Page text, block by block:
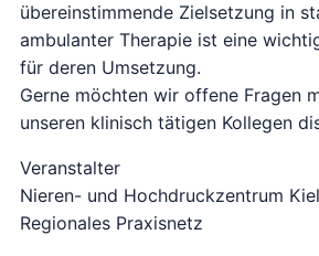
übereinstimmende Zielsetzung in
ambulanter Therapie ist eine
für deren Umsetzung.
Gerne möchten wir offene Fragen
unseren klinisch tätigen Kollegen
Veranstalter
Nieren- und Hochdruckzentrum Kiel
Regionales Praxisnetz